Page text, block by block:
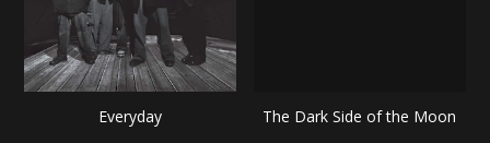
Everyday The Dark Side of the Moon